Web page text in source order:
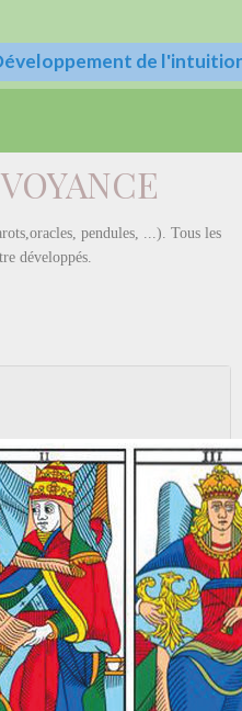
de
oracles, pendules, ...). Tous les
développés.